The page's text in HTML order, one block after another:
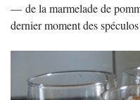
— de la marmelade de
dernier moment des